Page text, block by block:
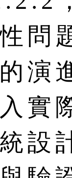
問
演
實
設